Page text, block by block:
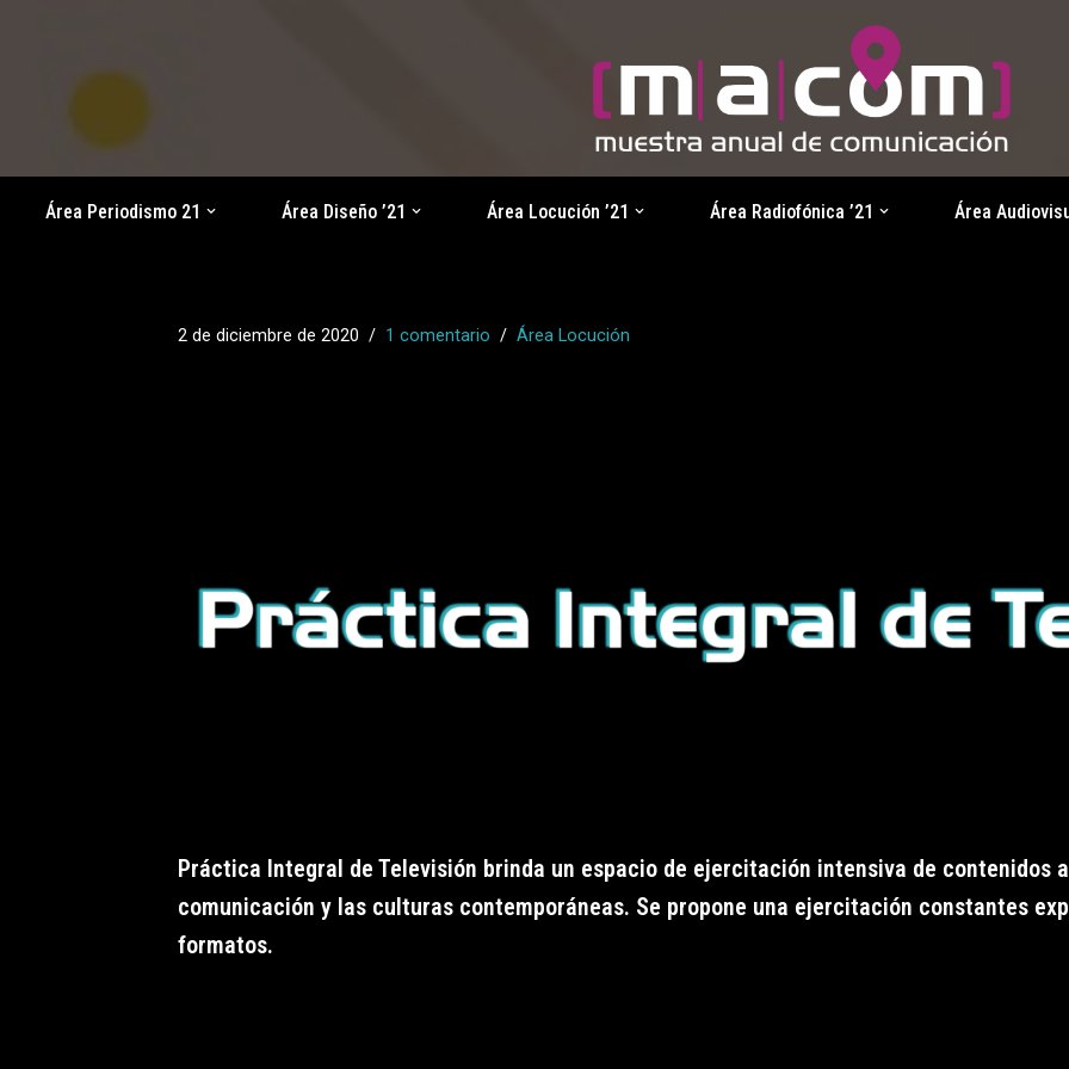
Área Periodismo 21 Área Diseño ’21 Área Locución ’21 Área Radiofónica ’21 Área
2 de diciembre de 2020 1 comentario Área Locución
Práctica Integral de Televisión brinda un espacio de ejercitación intensiva de contenidos
comunicación y las culturas contemporáneas. Se propone una ejercitación constantes
formatos.